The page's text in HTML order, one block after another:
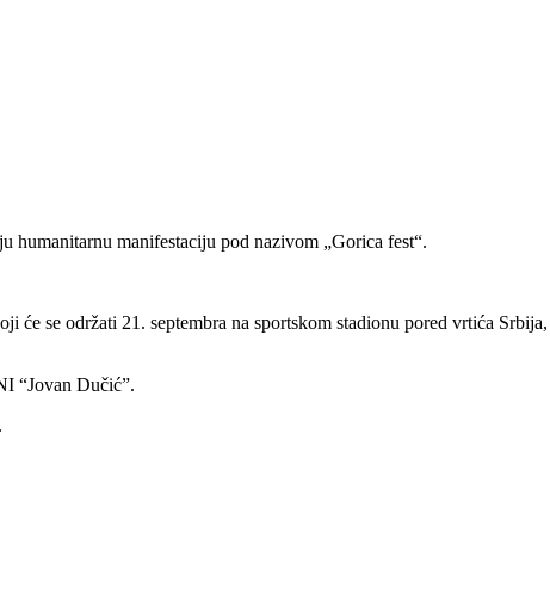
humanitarnu manifestaciju pod nazivom „Gorica fest“.
se održati 21. septembra na sportskom stadionu pored vrtića Srbija,
“Jovan Dučić”.